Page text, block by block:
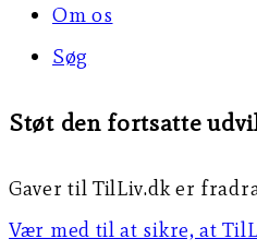
Om os
Søg
Støt den fortsatte
Gaver til TilLiv.dk er
Vær med til at sikre, at